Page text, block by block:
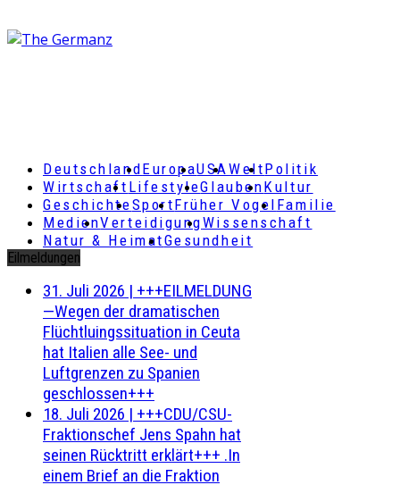
DeutschlandEuropaUSAWeltPolitik
Wirtschaft LifestyleGlaubenKultur
GeschichteSportFrüher Vogel Familie
MedienVerteidigungWissenschaft
Natur & HeimatGesundheit
Eilmeldungen
31. Juli 2026 | +++EILMELDUNG
—Wegen der dramatischen
Flüchtluingssituation in Ceuta
hat Italien alle See- und
Luftgrenzen zu Spanien
geschlossen+++
18. Juli 2026 | +++CDU/CSU-
Fraktionschef Jens Spahn hat
seinen Rücktritt erklärt+++ .In
einem Brief an die Fraktion